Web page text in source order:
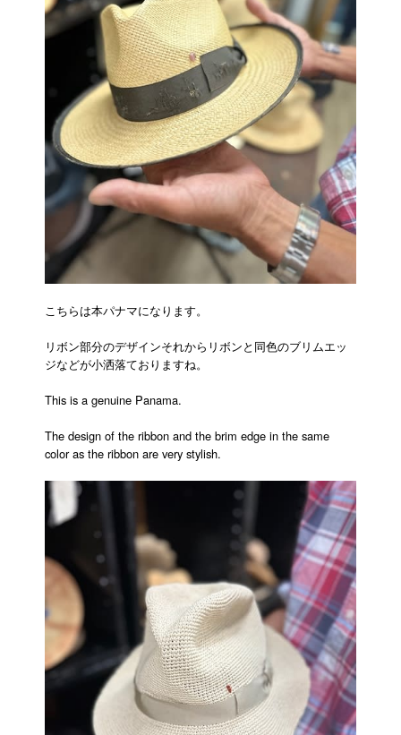
こちらは本パナマになります。
リボン部分のデザインそれからリボンと同色のブリムエッ
ジなどが小洒落ておりますね。
This is a genuine Panama.
The design of the ribbon and the brim edge in the same
color as the ribbon are very stylish.